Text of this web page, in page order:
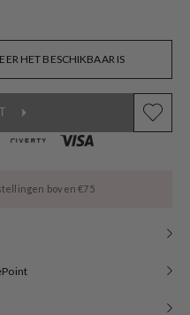
HET BESCHIKBAAR IS
boven €75